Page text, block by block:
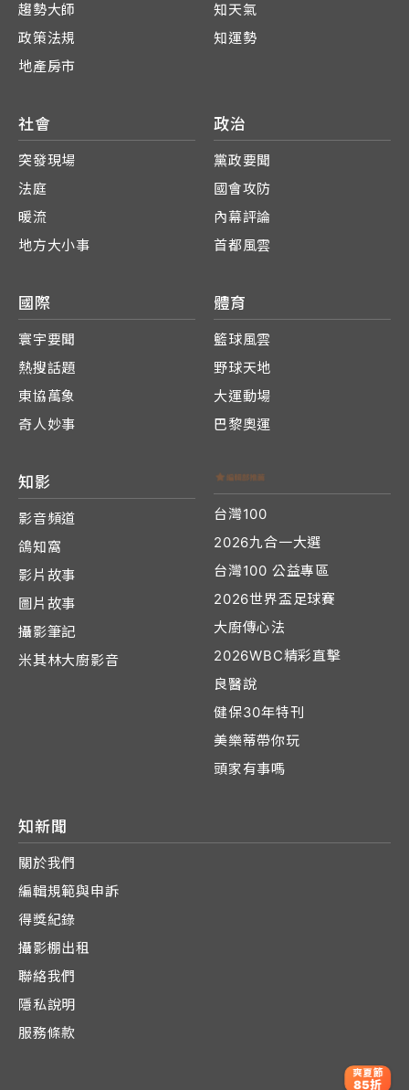
趨勢大師
政策法規
地產房市
知天氣
知運勢
社會
突發現場
法庭
暖流
地方大小事
政治
黨政要聞
國會攻防
內幕評論
首都風雲
國際
寰宇要聞
熱搜話題
東協萬象
奇人妙事
體育
籃球風雲
野球天地
大運動場
巴黎奧運
知影
影音頻道
鴿知窩
影片故事
圖片故事
攝影筆記
米其林大廚影音
台灣100
2026九合一大選
台灣100 公益專區
2026世界盃足球賽
大廚傳心法
2026WBC精彩直擊
良醫說
健保30年特刊
美樂蒂帶你玩
頭家有事嗎
知新聞
關於我們
編輯規範與申訴
得獎紀錄
攝影棚出租
聯絡我們
隱私說明
服務條款
爽夏節
85折